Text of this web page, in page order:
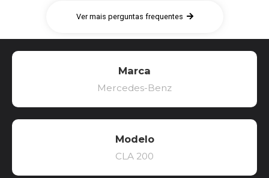
Ver mais perguntas frequentes
Marca
Mercedes-Benz
Modelo
CLA 200